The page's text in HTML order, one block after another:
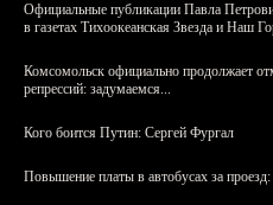
Официальные публикации Павла
в газетах Тихоокеанская Звезда и Наш
Комсомольск официально продолжает
репрессий: задумаемся...
Кого боится Путин: Сергей Фургал
Повышение платы в автобусах за проезд: